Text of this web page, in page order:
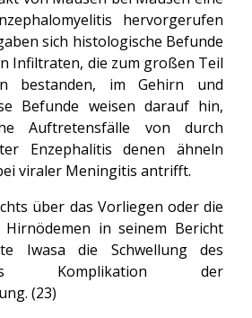
hervorgerufen
sich histologische Befunde
Infiltraten, die zum großen Teil
bestanden, im Gehirn und
Befunde weisen darauf hin,
Auftretensfälle von durch
Enzephalitis denen ähneln
viraler Meningitis antrifft.
über das Vorliegen oder die
Hirnödemen in seinem Bericht
Iwasa die Schwellung des
Komplikation der
(23)